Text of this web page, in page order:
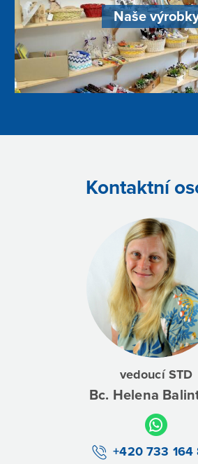
Naše
Kontaktní
vedoucí STD
Bc. Helena
+420 733 164